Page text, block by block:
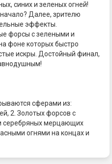
синих и зеленых огней!
Далее, зрителю
эффекты.
форсы с зелеными и
фоне которых быстро
искры. Достойный финал,
сферами из:
2. Золотых форсов с
серебряных мерцающих
огнями на концах и